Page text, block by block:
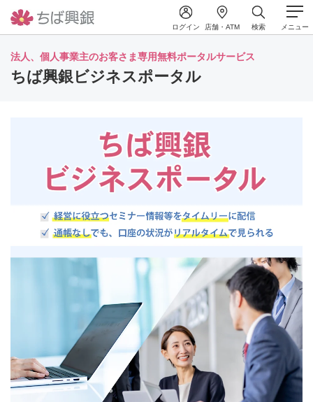
ログイン 店舗・ATM 検索 メニュー
法人、個人事業主のお客さま専用無料ポータルサービス
ちば興銀ビジネスポータル